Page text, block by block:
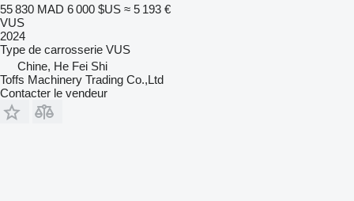
55 830 MAD 6 000 $US ≈ 5 193 €
VUS
2024
Type de carrosserie VUS
Chine, He Fei Shi
Toffs Machinery Trading Co.,Ltd
Contacter le vendeur